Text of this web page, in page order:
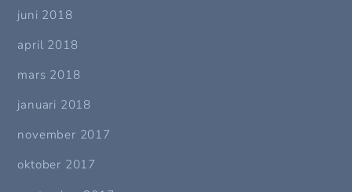
juni 2018
april 2018
mars 2018
januari 2018
november 2017
oktober 2017